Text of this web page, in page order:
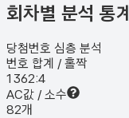
회차별 분석 통계
당첨번호 심층 분석
번호 합계 / 홀짝
1362:4
AC값 / 소수
82개